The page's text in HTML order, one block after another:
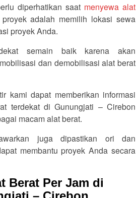
diperhatikan saat menyewa alat
adalah memilih lokasi sewa
proyek Anda.
semain baik karena akan
dan demobilisasi alat berat
kami dapat memberikan informasi
terdekat di Gunungjati – Cirebon
macam alat berat.
juga dipastikan ori dan
membantu proyek Anda secara
Berat Per Jam di